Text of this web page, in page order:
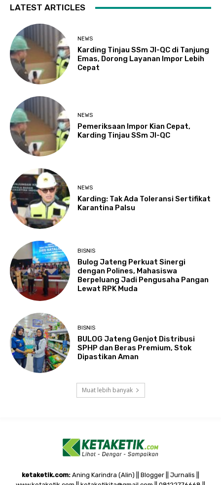
LATEST ARTICLES
NEWS
Karding Tinjau SSm JI-QC di Tanjung
Emas, Dorong Layanan Impor Lebih
Cepat
NEWS
Pemeriksaan Impor Kian Cepat,
Karding Tinjau SSm JI-QC
NEWS
Karding: Tak Ada Toleransi Sertifikat
Karantina Palsu
BISNIS
Bulog Jateng Perkuat Sinergi
dengan Polines, Mahasiswa
Berpeluang Jadi Pengusaha Pangan
Lewat RPK Muda
BISNIS
BULOG Jateng Genjot Distribusi
SPHP dan Beras Premium, Stok
Dipastikan Aman
Muat lebih banyak
ketaketik.com: Aning Karindra (Alin) || Blogger || Jurnalis ||